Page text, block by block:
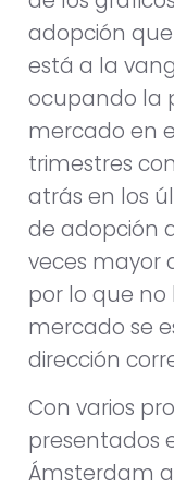
adopción
está a la
ocupando la
mercado en
trimestres
atrás en los
de adopción
veces mayor
por lo que
mercado se
dirección
Con varios
presentados
Ámsterdam